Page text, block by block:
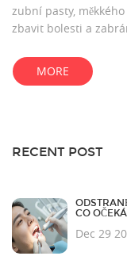
zubní pasty,
zbavit bolesti a
MORE
RECENT POST
CO
Dec 29